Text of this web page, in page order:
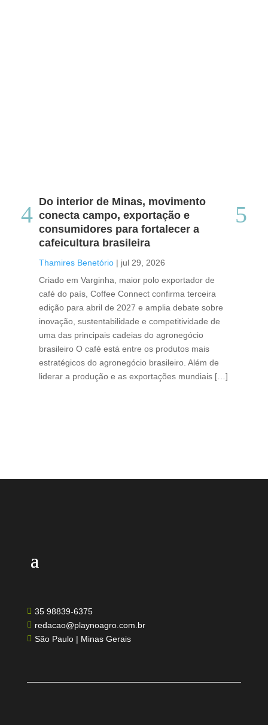
Do interior de Minas, movimento
conecta campo, exportação e
consumidores para fortalecer a
cafeicultura brasileira
Thamires Benetório | jul 29, 2026
Criado em Varginha, maior polo exportador de
café do país, Coffee Connect confirma terceira
edição para abril de 2027 e amplia debate sobre
inovação, sustentabilidade e competitividade de
uma das principais cadeias do agronegócio
brasileiro O café está entre os produtos mais
estratégicos do agronegócio brasileiro. Além de
liderar a produção e as exportações mundiais […]
 35 98839-6375
 redacao@playnoagro.com.br
 São Paulo | Minas Gerais